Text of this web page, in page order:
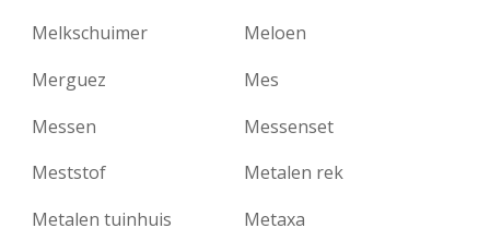
Melkschuimer
Meloen
Merguez
Mes
Messen
Messenset
Meststof
Metalen rek
Metalen tuinhuis
Metaxa